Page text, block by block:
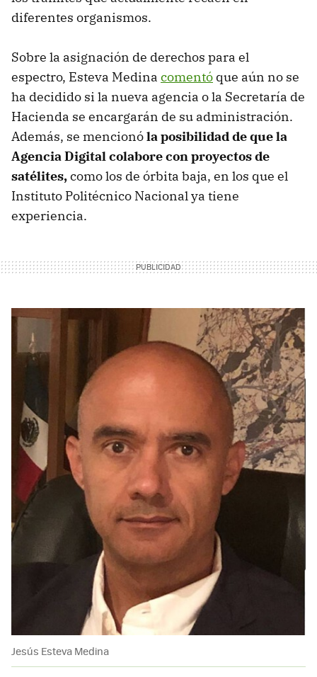
diferentes organismos.
Sobre la asignación de derechos para el
espectro, Esteva Medina comentó que aún no se
ha decidido si la nueva agencia o la Secretaría de
Hacienda se encargarán de su administración.
Además, se mencionóla posibilidad de que la
Agencia Digital colabore con proyectos de
satélites,como los de órbita baja, en los que el
Instituto Politécnico Nacional ya tiene
experiencia.
Jesús Esteva Medina